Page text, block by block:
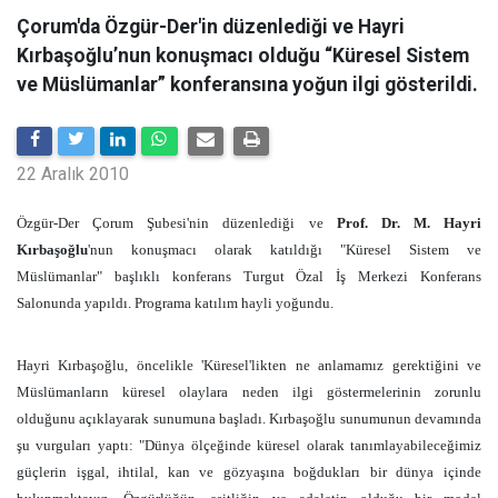
Çorum'da Özgür-Der'in düzenlediği ve Hayri
Kırbaşoğlu’nun konuşmacı olduğu “Küresel Sistem
ve Müslümanlar” konferansına yoğun ilgi gösterildi.
22 Aralık 2010
Özgür-Der Çorum Şubesi'nin düzenlediği ve Prof. Dr. M. Hayri
Kırbaşoğlu'nun konuşmacı olarak katıldığı "Küresel Sistem ve
Müslümanlar" başlıklı konferans Turgut Özal İş Merkezi Konferans
Salonunda yapıldı. Programa katılım hayli yoğundu.
Hayri Kırbaşoğlu, öncelikle 'Küresel'likten ne anlamamız gerektiğini ve
Müslümanların küresel olaylara neden ilgi göstermelerinin zorunlu
olduğunu açıklayarak sunumuna başladı. Kırbaşoğlu sunumunun devamında
şu vurguları yaptı: "Dünya ölçeğinde küresel olarak tanımlayabileceğimiz
güçlerin işgal, ihtilal, kan ve gözyaşına boğdukları bir dünya içinde